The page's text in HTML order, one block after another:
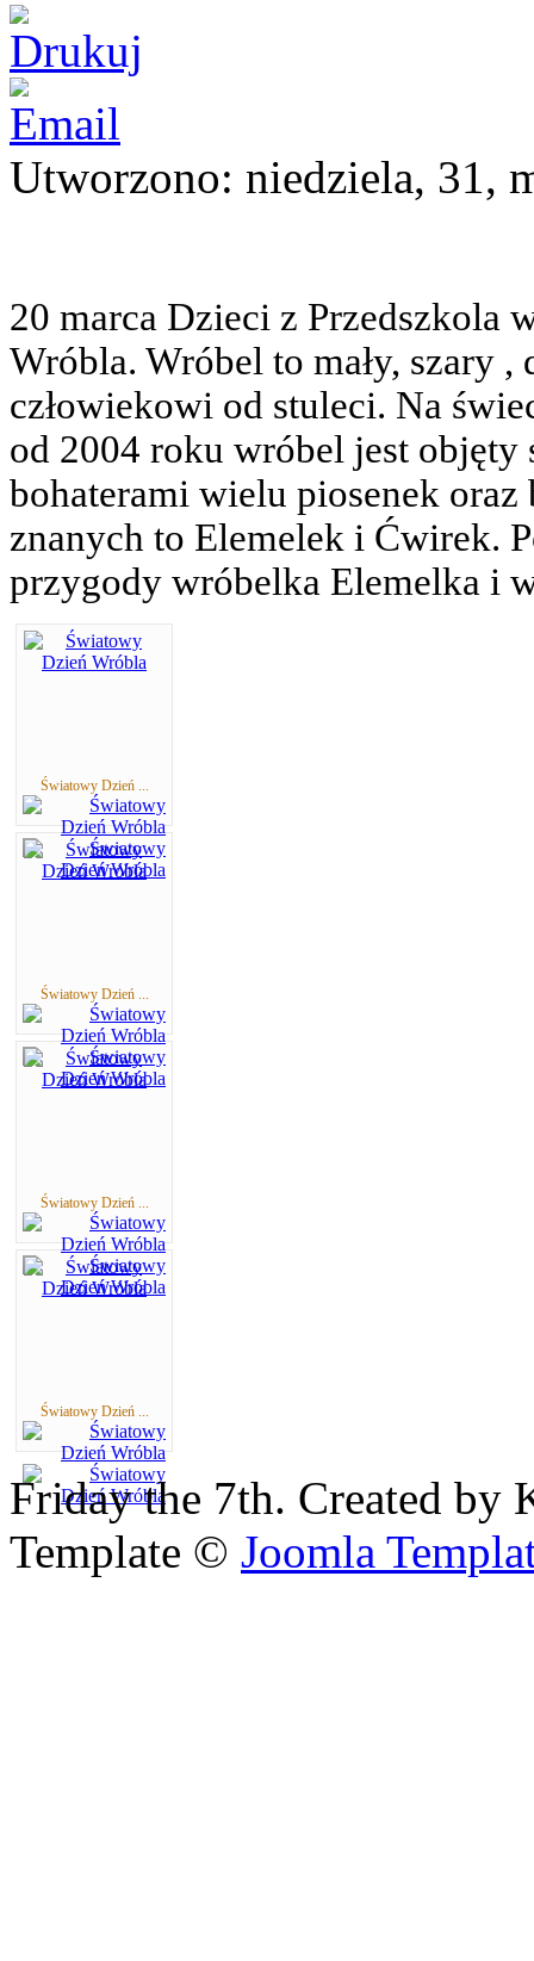
Utworzono: niedziela, 31,
20 marca Dzieci z Przedszkola
Wróbla. Wróbel to mały, szary
człowiekowi od stuleci. Na
od 2004 roku wróbel jest objęty
bohaterami wielu piosenek
znanych to Elemelek i Ćwirek.
przygody wróbelka Elemelka i
Światowy Dzień ...
Światowy Dzień ...
Światowy Dzień ...
Światowy Dzień ...
Friday the 7th. Created by
Template © Joomla